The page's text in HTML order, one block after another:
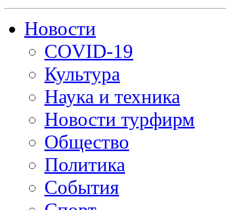
Новости
COVID-19
Культура
Наука и техника
Новости турфирм
Общество
Политика
События